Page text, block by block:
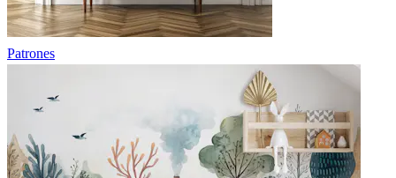
Patrones